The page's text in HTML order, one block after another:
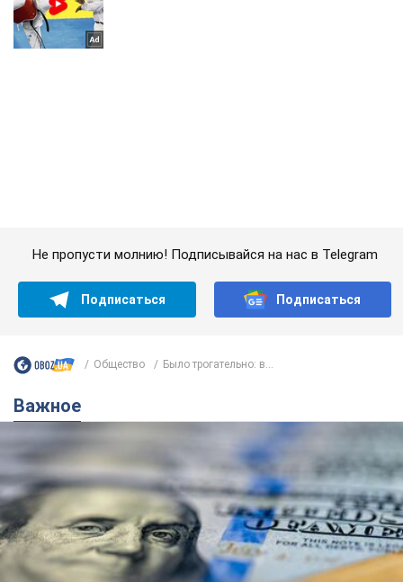
Банки "готовятся" к новому курсу доллара:
украинцам рассказали, чего ожидать в
ближайшие дни
Каким будет курс валюты в обменниках
6.08.2026 22:58 150,5 т.